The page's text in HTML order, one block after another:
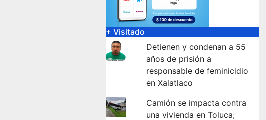
+ Visitado
Detienen y condenan a 55
años de prisión a
responsable de feminicidio
en Xalatlaco
Camión se impacta contra
una vivienda en Toluca;